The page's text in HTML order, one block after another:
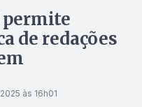
permite
de redações
às 16h01